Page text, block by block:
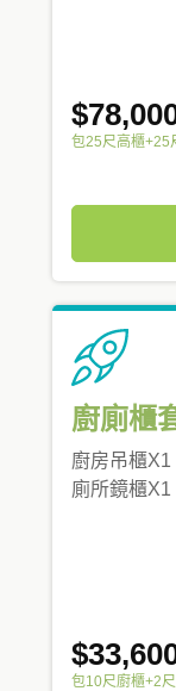
包25尺高櫃+25
廚廁櫃
廚房吊櫃X1
廁所鏡櫃
包10尺廚櫃+2